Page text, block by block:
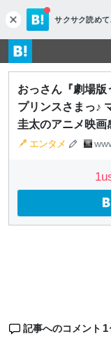
c
l
o
s
e
サクサク読めて
おっさん『劇場
プリンスさまっ♪
圭太のアニメ映画
エンタメ
1
記事へのコメント 1